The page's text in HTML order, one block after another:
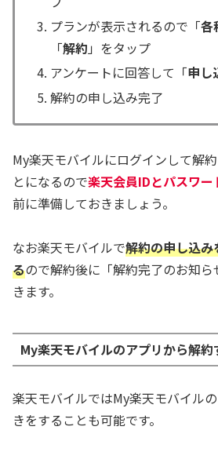
プランが表示されるので「各
「解約 」をタップ
アンケートに回答して「申し
解約の申し込み完了
My楽天モバイルにログインして解
とになるので楽天会員IDとパスワー
前に準備しておきましょう。
なお楽天モバイルで解約の申し込
るので解約後に「解約完了のお知
きます。
My楽天モバイルのアプリから解約
楽天モバイルではMy楽天モバイル
きをすることも可能です。